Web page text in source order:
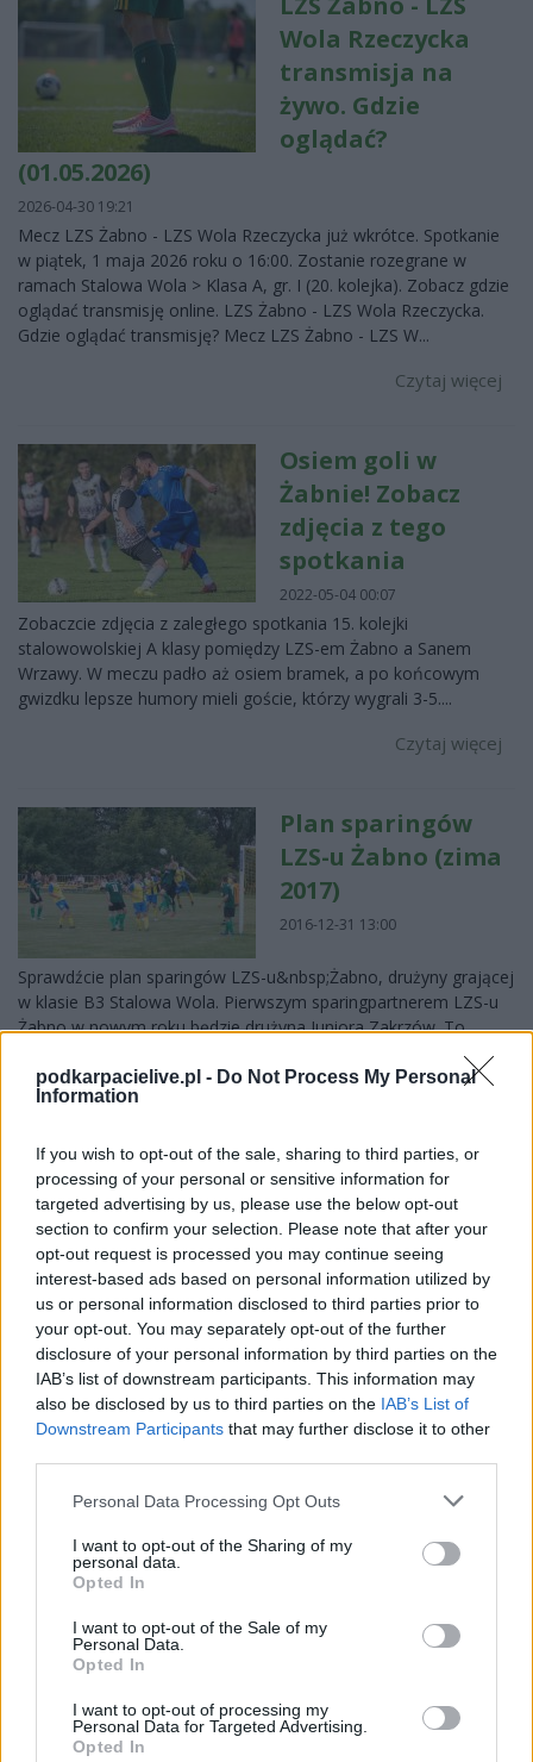
podkarpacielive.pl - Do Not Process My Personal
Information
If you wish to opt-out of the sale, sharing to third parties, or
processing of your personal or sensitive information for
targeted advertising by us, please use the below opt-out
section to confirm your selection. Please note that after your
opt-out request is processed you may continue seeing
interest-based ads based on personal information utilized by
us or personal information disclosed to third parties prior to
your opt-out. You may separately opt-out of the further
disclosure of your personal information by third parties on the
IAB’s list of downstream participants. This information may
also be disclosed by us to third parties on the IAB’s List of
Downstream Participants that may further disclose it to other
Please note that this website/app uses one or more Google
not limited to your visit or usage behaviour. You may click to
grant or deny consent to Google and its third-party tags to
use your data for below specified purposes in below Google
consent section.
Personal Data Processing Opt Outs
I want to opt-out of the Sharing of my
personal data.
Opted In
I want to opt-out of the Sale of my
Personal Data.
Opted In
I want to opt-out of processing my
Personal Data for Targeted Advertising.
Opted In
Wola Rzeczycka
transmisja na
żywo. Gdzie
oglądać?
(01.05.2026)
2026-04-30 19:21
Mecz LZS Żabno - LZS Wola Rzeczycka już wkrótce. Spotkanie
w piątek, 1 maja 2026 roku o 16:00. Zostanie rozegrane w
ramach Stalowa Wola > Klasa A, gr. I (20. kolejka). Zobacz gdzie
oglądać transmisję online. LZS Żabno - LZS Wola Rzeczycka.
Gdzie oglądać transmisję? Mecz LZS Żabno - LZS W...
Czytaj więcej
Osiem goli w
Żabnie! Zobacz
zdjęcia z tego
spotkania
2022-05-04 00:07
Zobaczcie zdjęcia z zaległego spotkania 15. kolejki
stalowowolskiej A klasy pomiędzy LZS-em Żabno a Sanem
Wrzawy. W meczu padło aż osiem bramek, a po końcowym
gwizdku lepsze humory mieli goście, którzy wygrali 3-5....
Czytaj więcej
Plan sparingów
LZS-u Żabno (zima
2017)
2016-12-31 13:00
Sprawdźcie plan sparingów LZS-u&nbsp;Żabno, drużyny grającej
w klasie B3 Stalowa Wola. Pierwszym sparingpartnerem LZS-u
Żabno w nowym roku będzie drużyna Juniora Zakrzów. To
spotkanie zostanie rozegrane na euroboisku w Tarnobrzegu.
&nbsp; W kolejnych meczach sparingowych piłkarze z Ż...
WIDEO: KS Żupawa
- LZS Żabno 3-0
[SKRÓT MECZU]
2016-05-17 15:05
Skrót wideo z meczu 20. kolejki klasy B1 Stalowa Wola
pomiędzy KS&nbsp;Żupawa a LZS Żabno. KS ŻUPAWA - LZS
ŻABNO 3-0 (1-0) 1-0 Marcin Faliszewski (8) 2-0 Zbigniew Kozieł
(46) 3-0 Zbigniew Kozieł (65) &nbsp; ...
Czytaj więcej
Plan sparingów
LZS Żabno (zima
2016-01-01 07:12
Znamy plan sparingów LZS-u Żabno (klasa B1 Stalowa Wola) w
okresie przygotowawczym do rundy wiosennej. &nbsp; - Mamy
w planie rozegranie 8 sparingów. Oprócz tych ustalonych w